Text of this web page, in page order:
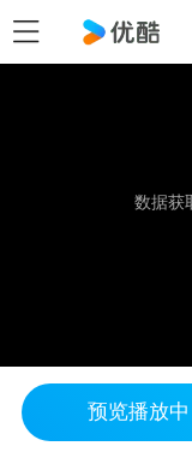
数据获
预览播放